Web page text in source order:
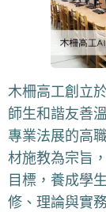
木柵高工創立
師生和諧友善
專業法展的高
材施教為宗旨
目標，養成學
修、理論與實